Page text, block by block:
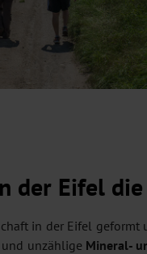
der Eifel
in der Eifel
unzählige Mineral-